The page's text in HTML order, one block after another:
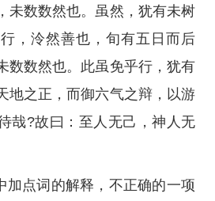
未数数然也。虽然，犹有未树
，泠然善也，旬有五日而后
数数然也。此虽免乎行，犹有
地之正，而御六气之辩，以游
哉?故曰：至人无己，神人无
加点词的解释，不正确的一项